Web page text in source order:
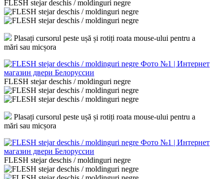
FLESH stejar deschis / moldinguri negre
Plasați cursorul peste ușă și rotiți roata mouse-ului pentru a
mări sau micșora
FLESH stejar deschis / moldinguri negre
Plasați cursorul peste ușă și rotiți roata mouse-ului pentru a
mări sau micșora
FLESH stejar deschis / moldinguri negre